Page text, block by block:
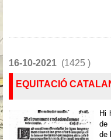
16-10-2021 (1425 )
EQUITACIÓ
Hi
de
de